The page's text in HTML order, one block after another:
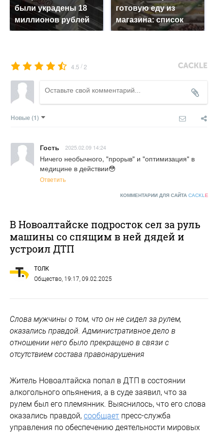
были украдены 18
миллионов рублей
готовую еду из
магазина: список
4.5 /2
Новые (1)
Гость 2025.02.09 14:24
Ничего необычного, "прорыв" и "оптимизация" в
медицине в действии😳
Ответить
КОММЕНТАРИИ ДЛЯ САЙТА CACKL E
В Новоалтайске подросток сел за руль
машины со спящим в ней дядей и
устроил ДТП
ТОЛК
Общество, 19:17, 09.02.2025
Слова мужчины о том, что он не сидел за рулем,
оказались правдой. Административное дело в
отношении него было прекращено в связи с
отсутствием состава правонарушения
Житель Новоалтайска попал в ДТП в состоянии
алкогольного опьянения, а в суде заявил, что за
рулем был его племянник. Выяснилось, что его слова
оказались правдой, сообщает пресс-служба
управления по обеспечению деятельности мировых